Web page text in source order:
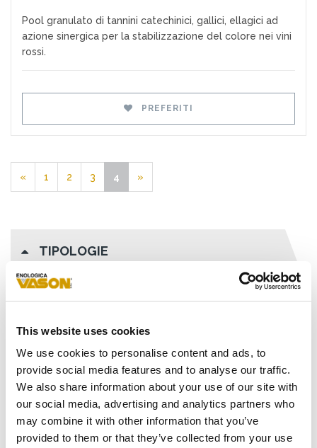
This website uses cookies
We use cookies to personalise content and ads, to
provide social media features and to analyse our traffic.
We also share information about your use of our site with
our social media, advertising and analytics partners who
may combine it with other information that you’ve
provided to them or that they’ve collected from your use
Pool granulato di tannini catechinici, gallici, ellagici ad
azione sinergica per la stabilizzazione del colore nei vini
rossi.
PREFERITI
« 1 2 3 4 »
TIPOLOGIE
Attivanti di fermentazione
Enzimi
Tannini
Frammenti legnosi